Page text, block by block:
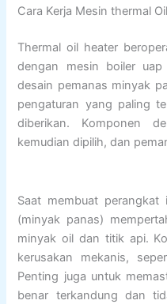
Cara Kerja Mesin thermal
Thermal oil heater
dengan mesin boiler
desain pemanas minyak
pengaturan yang paling
diberikan. Komponen
kemudian dipilih, dan
Saat membuat
(minyak panas)
minyak oil dan titik api.
kerusakan mekanis,
Penting juga untuk
benar terkandung dan